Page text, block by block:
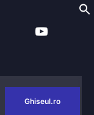
Ghiseul.ro